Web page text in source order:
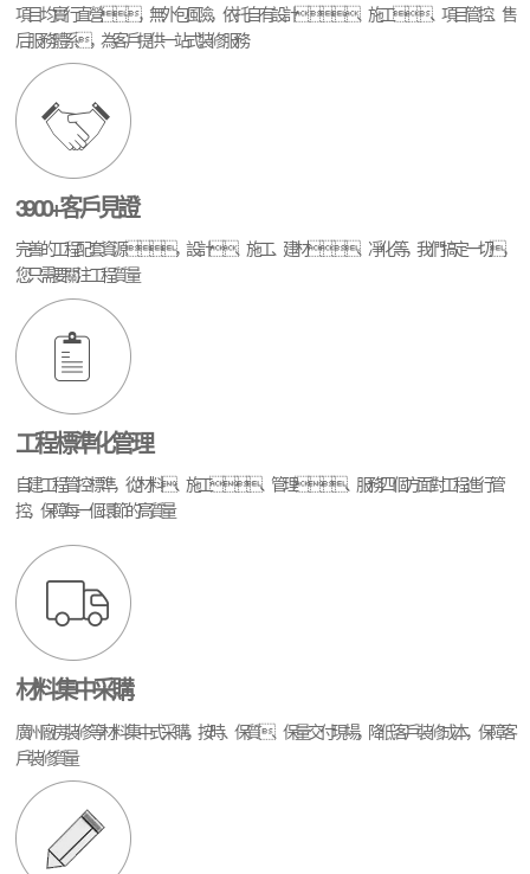
項目均實行直營，無外包風險，依托自有設計、施工、項目管控、售
后服務體系，為客戶提供一站式裝修服務
3900+客戶見證
完善的工程配套資源，設計、施工、建材、凈化等，我們搞定一切，
您只需要關注工程質量
工程標準化管理
自建工程管控標準，從材料、施工、管理、服務四個方面對工程進行管
控，保障每一個環節的高質量
材料集中采購
廣州廠房裝修等材料集中式采購，按時、保質、保量交付現場，降低客戶裝修成本，保障客
戶裝修質量